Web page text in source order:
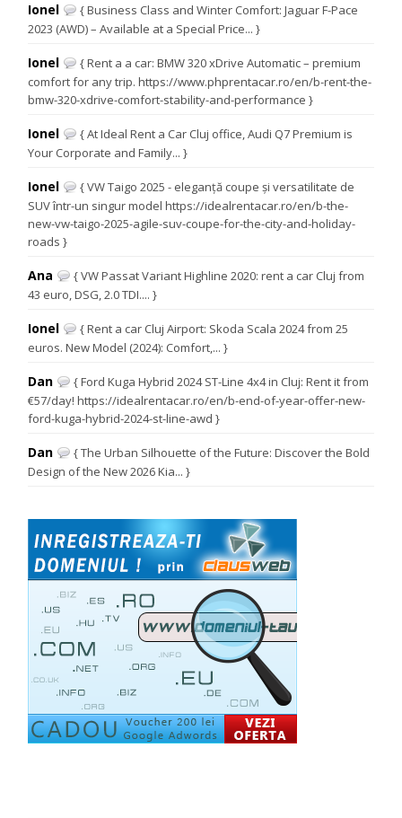
Ionel
{ Business Class and Winter Comfort: Jaguar F-Pace
2023 (AWD) – Available at a Special Price... }
Ionel
{ Rent a a car: BMW 320 xDrive Automatic – premium
comfort for any trip. https://www.phprentacar.ro/en/b-rent-the-
bmw-320-xdrive-comfort-stability-and-performance }
Ionel
{ At Ideal Rent a Car Cluj office, Audi Q7 Premium is
Your Corporate and Family... }
Ionel
{ VW Taigo 2025 - eleganță coupe și versatilitate de
SUV într-un singur model https://idealrentacar.ro/en/b-the-
new-vw-taigo-2025-agile-suv-coupe-for-the-city-and-holiday-
roads }
Ana
{ VW Passat Variant Highline 2020: rent a car Cluj from
43 euro, DSG, 2.0 TDI.... }
Ionel
{ Rent a car Cluj Airport: Skoda Scala 2024 from 25
euros. New Model (2024): Comfort,... }
Dan
{ Ford Kuga Hybrid 2024 ST-Line 4x4 in Cluj: Rent it from
€57/day! https://idealrentacar.ro/en/b-end-of-year-offer-new-
ford-kuga-hybrid-2024-st-line-awd }
Dan
{ The Urban Silhouette of the Future: Discover the Bold
Design of the New 2026 Kia... }